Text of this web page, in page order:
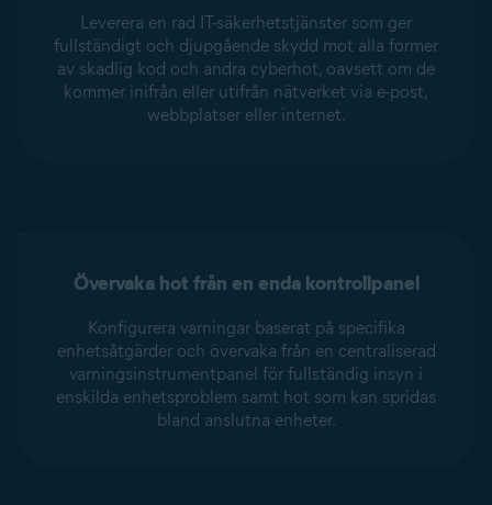
Leverera en rad IT-säkerhetstjänster som ger
fullständigt och djupgående skydd mot alla former
av skadlig kod och andra cyberhot, oavsett om de
kommer inifrån eller utifrån nätverket via e-post,
webbplatser eller internet.
Övervaka hot från en enda kontrollpanel
Konfigurera varningar baserat på specifika
enhetsåtgärder och övervaka från en centraliserad
varningsinstrumentpanel för fullständig insyn i
enskilda enhetsproblem samt hot som kan spridas
bland anslutna enheter.